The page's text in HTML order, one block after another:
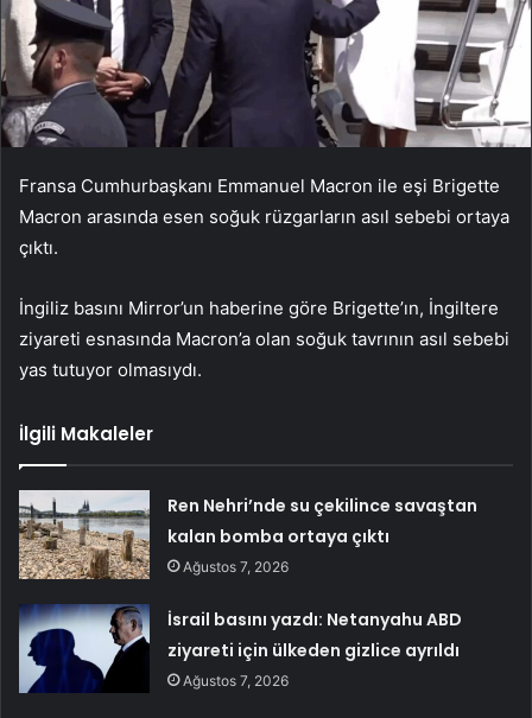
Fransa Cumhurbaşkanı Emmanuel Macron ile eşi Brigette
Macron arasında esen soğuk rüzgarların asıl sebebi ortaya
çıktı.
İngiliz basını Mirror’un haberine göre Brigette’ın, İngiltere
ziyareti esnasında Macron’a olan soğuk tavrının asıl sebebi
yas tutuyor olmasıydı.
İlgili Makaleler
Ren Nehri’nde su çekilince savaştan
kalan bomba ortaya çıktı
Ağustos 7, 2026
İsrail basını yazdı: Netanyahu ABD
ziyareti için ülkeden gizlice ayrıldı
Ağustos 7, 2026